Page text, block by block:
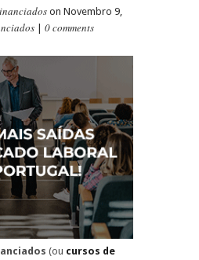
on Novembro 9,
0 comments
(ou cursos de